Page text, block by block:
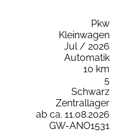
Pkw
Kleinwagen
Jul / 2026
Automatik
10 km
5
Schwarz
Zentrallager
ab ca. 11.08.2026
GW-ANO1531